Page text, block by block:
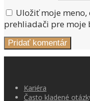
Uložiť moje
prehliadači pre moje
Kariéra
Často kladené